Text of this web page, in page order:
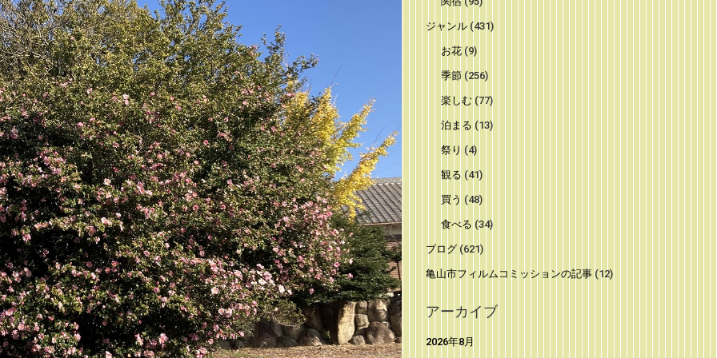
ジャンル(431)
お花 (9)
季節 (256)
楽しむ (77)
泊まる (13)
祭り (4)
観る (41)
買う (48)
食べる (34)
ブログ(621)
亀山市フィルムコミッションの記事(12)
アーカイブ
2026年8月